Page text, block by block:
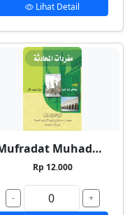
Lihat Detail
Mufradat Muhadatsah
Rp 12.000
-
+